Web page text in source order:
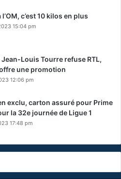
c’est 10 kilos en plus
15:04 pm
Jean-Louis Tourre refuse RTL,
une promotion
12:06 pm
exclu, carton assuré pour Prime
la 32e journée de Ligue 1
17:48 pm